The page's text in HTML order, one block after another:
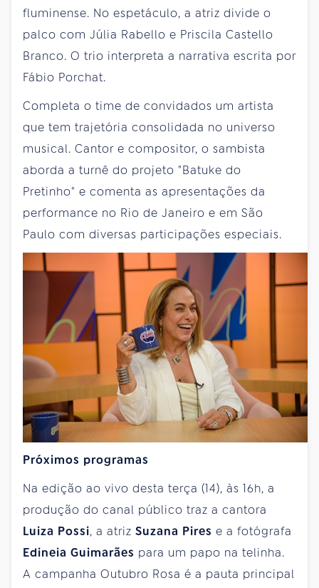
fluminense. No espetáculo, a atriz divide o
palco com Júlia Rabello e Priscila Castello
Branco. O trio interpreta a narrativa escrita por
Fábio Porchat.
Completa o time de convidados um artista
que tem trajetória consolidada no universo
musical. Cantor e compositor, o sambista
aborda a turnê do projeto "Batuke do
Pretinho" e comenta as apresentações da
performance no Rio de Janeiro e em São
Paulo com diversas participações especiais.
Próximos programas
Na edição ao vivo desta terça (14), às 16h, a
produção do canal público traz a cantora
Luiza Possi, a atriz Suzana Pires e a fotógrafa
Edineia Guimarães para um papo na telinha.
A campanha Outubro Rosa é a pauta principal